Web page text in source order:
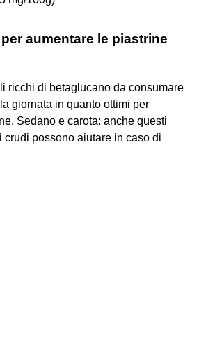
aumentare le piastrine
ricchi di betaglucano da consumare
giornata in quanto ottimi per
Sedano e carota: anche questi
crudi possono aiutare in caso di